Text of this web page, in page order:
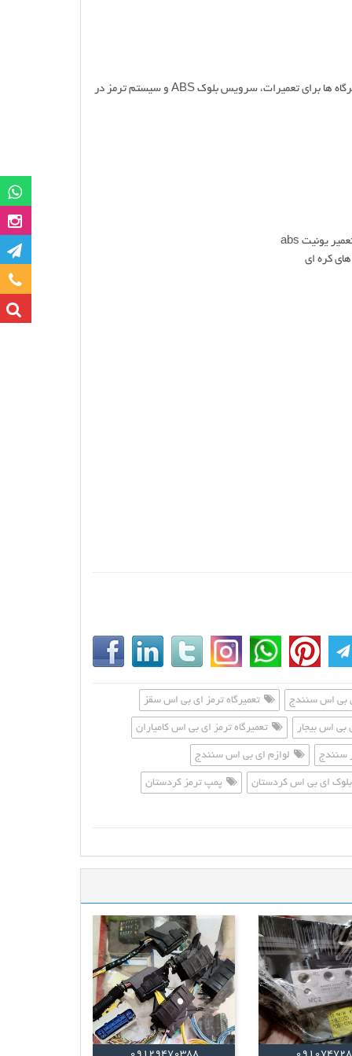
تعمیرگاه تخصصی ترمز صداقت با در اختیار داشتن تیم کاربلد و حرفه ای یکی از بهترین تعمیرگاه ها برای تعمیرات، سرویس بلوک ABS و سیستم ترمز در
بی اس سنندج تعمیرگاه ترمز ای بی اس سقز
بی اس بیجار تعمیرگاه ترمز ای بی اس کامیاران
سنندج لوازم ای بی اس سنندج
بلوک ای بی اس کردستان پمپ ترمز کردستان